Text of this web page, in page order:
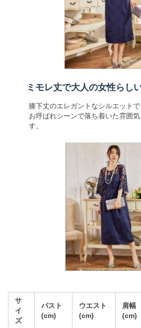
ミモレ丈で大人の女性らし
膝下丈のエレガントなシルエット
お呼ばれシーンで落ち着いた雰囲
す。
サ
イ
ズ
バスト
(cm)
ウエスト
(cm)
肩幅
(cm)